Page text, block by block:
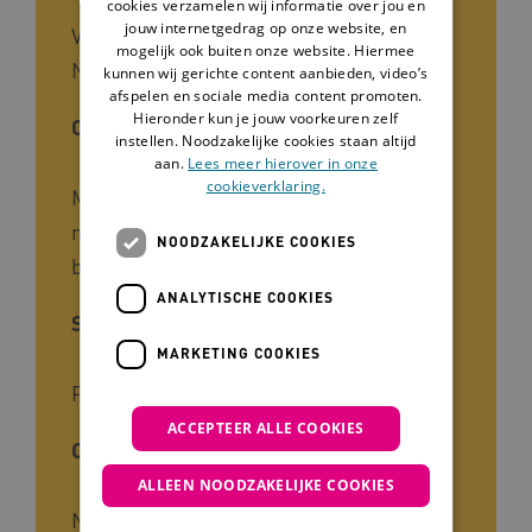
Vrijwilligers in de zorg, Zorgverleners,
Naasten
Cliëntgroep
Mensen met een beperking, Ernstig
meervoudige beperking, Meervoudige
beperking
Soort kennis
Praktijk
Ontwikkelaar
Nabij Netwerk
cookies verzamelen wij informatie over jou en
jouw internetgedrag op onze website, en
mogelijk ook buiten onze website. Hiermee
kunnen wij gerichte content aanbieden, video’s
afspelen en sociale media content promoten.
Hieronder kun je jouw voorkeuren zelf
instellen. Noodzakelijke cookies staan altijd
aan. Lees meer hierover in onze
cookieverklaring.
NOODZAKELIJKE COOKIES
ANALYTISCHE COOKIES
MARKETING COOKIES
ACCEPTEER ALLE COOKIES
ALLEEN NOODZAKELIJKE COOKIES